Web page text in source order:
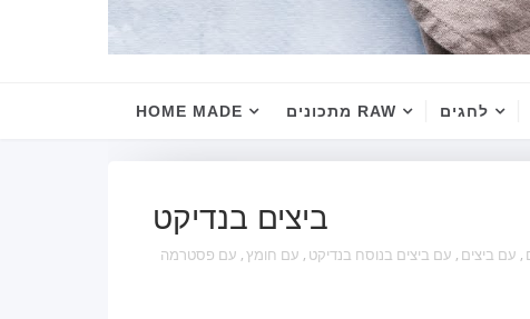
לחגים RAW מתכונים HOME MADE
ביצים בנדיקט
, עם ביצים , עם ביצים בנוסח בנדיקט , עם חומץ, עם פסטרמה